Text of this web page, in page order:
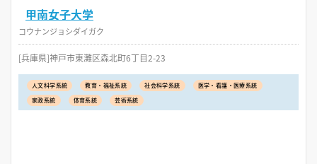
甲南女子大学
コウナンジョシダイガク
[兵庫県]神戸市東灘区森北町6丁目2-23
人文科学系統 教育・福祉系統 社会科学系統
医学・看護・医療系統
家政系統
体育系統 芸術系統